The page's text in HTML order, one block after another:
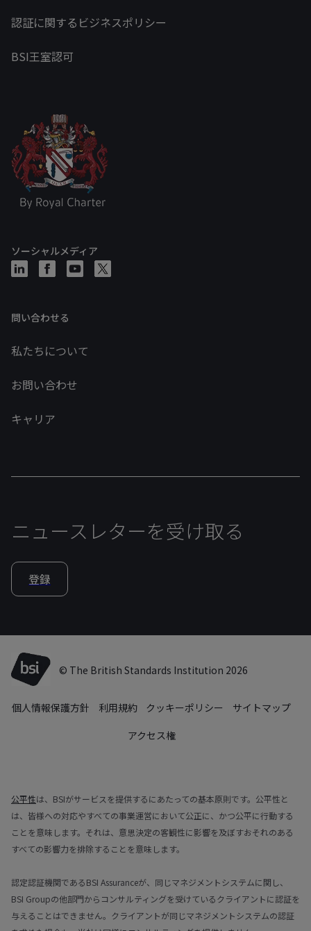
認証に関するビジネスポリシー
BSI王室認可
ソーシャルメディア
問い合わせる
私たちについて
お問い合わせ
キャリア
ニュースレターを受け取る
登録
© The British Standards Institution 2026
個人情報保護方針 利用規約 クッキーポリシー
サイトマップ
アクセス権
公平性は、BSIがサービスを提供するにあたっての基本原則です。公平性と
は、皆様への対応やすべての事業運営において公正に、かつ公平に行動する
ことを意味します。それは、意思決定の客観性に影響を及ぼすおそれのある
すべての影響力を排除することを意味します。
認定認証機関であるBSI Assuranceが、同じマネジメントシステムに関し、
BSI Groupの他部門からコンサルティングを受けているクライアントに認証を
与えることはできません。クライアントが同じマネジメントシステムの認証